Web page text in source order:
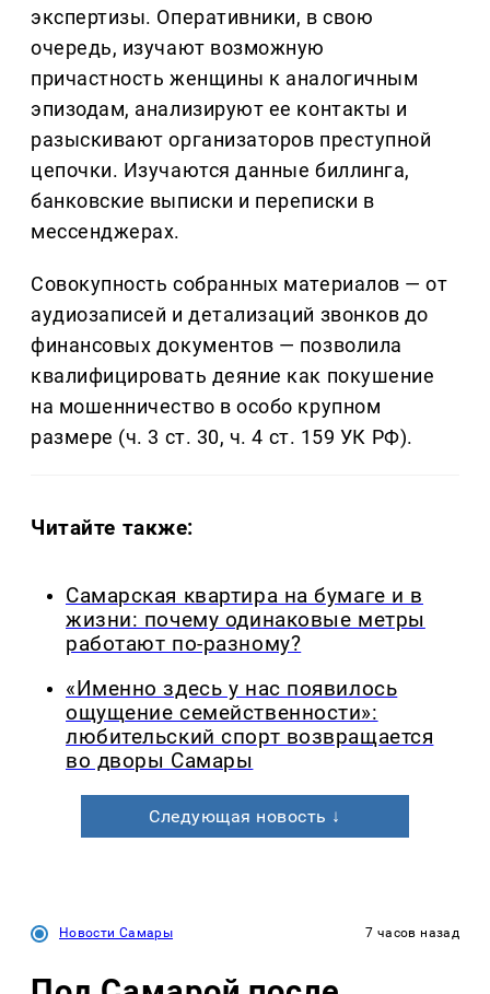
экспертизы. Оперативники, в свою
очередь, изучают возможную
причастность женщины к аналогичным
эпизодам, анализируют ее контакты и
разыскивают организаторов преступной
цепочки. Изучаются данные биллинга,
банковские выписки и переписки в
мессенджерах.
Совокупность собранных материалов — от
аудиозаписей и детализаций звонков до
финансовых документов — позволила
квалифицировать деяние как покушение
на мошенничество в особо крупном
размере (ч. 3 ст. 30, ч. 4 ст. 159 УК РФ).
Читайте также:
Самарская квартира на бумаге и в
жизни: почему одинаковые метры
работают по-разному?
«Именно здесь у нас появилось
ощущение семейственности»:
любительский спорт возвращается
во дворы Самары
Следующая новость ↓
Новости Самары 7 часов назад